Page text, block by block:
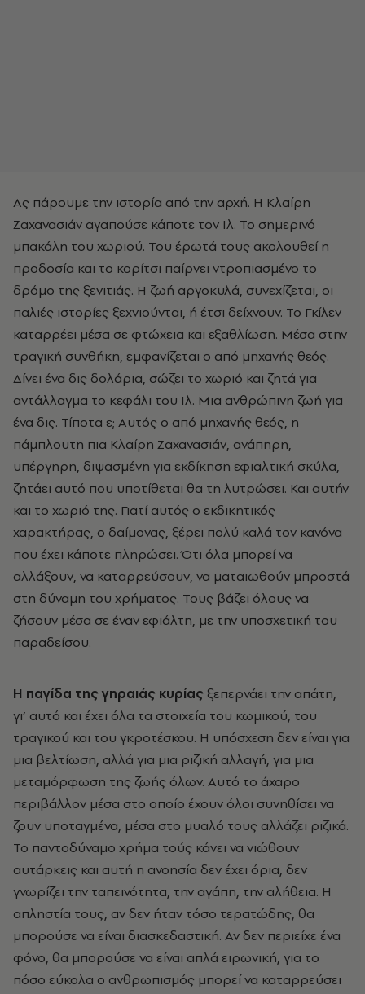
Ας πάρουμε την ιστορία από την αρχή. Η Κλαίρη
Ζαχανασιάν αγαπούσε κάποτε τον Ιλ. Το σημερινό
μπακάλη του χωριού. Του έρωτά τους ακολουθεί η
προδοσία και το κορίτσι παίρνει ντροπιασμένο το
δρόμο της ξενιτιάς. Η ζωή αργοκυλά, συνεχίζεται, οι
παλιές ιστορίες ξεχνιούνται, ή έτσι δείχνουν. Το Γκίλεν
καταρρέει μέσα σε φτώχεια και εξαθλίωση. Μέσα στην
τραγική συνθήκη, εμφανίζεται ο από μηχανής θεός.
Δίνει ένα δις δολάρια, σώζει το χωριό και ζητά για
αντάλλαγμα το κεφάλι του Ιλ. Μια ανθρώπινη ζωή για
ένα δις. Τίποτα ε; Αυτός ο από μηχανής θεός, η
πάμπλουτη πια Κλαίρη Ζαχανασιάν, ανάπηρη,
υπέργηρη, διψασμένη για εκδίκηση εφιαλτική σκύλα,
ζητάει αυτό που υποτίθεται θα τη λυτρώσει. Και αυτήν
και το χωριό της. Γιατί αυτός ο εκδικητικός
χαρακτήρας, ο δαίμονας, ξέρει πολύ καλά τον κανόνα
που έχει κάποτε πληρώσει. Ότι όλα μπορεί να
αλλάξουν, να καταρρεύσουν, να ματαιωθούν μπροστά
στη δύναμη του χρήματος. Τους βάζει όλους να
ζήσουν μέσα σε έναν εφιάλτη, με την υποσχετική του
παραδείσου.
Η παγίδα της γηραιάς κυρίας ξεπερνάει την απάτη,
γι’ αυτό και έχει όλα τα στοιχεία του κωμικού, του
τραγικού και του γκροτέσκου. Η υπόσχεση δεν είναι για
μια βελτίωση, αλλά για μια ριζική αλλαγή, για μια
μεταμόρφωση της ζωής όλων. Αυτό το άχαρο
περιβάλλον μέσα στο οποίο έχουν όλοι συνηθίσει να
ζουν υποταγμένα, μέσα στο μυαλό τους αλλάζει ριζικά.
Το παντοδύναμο χρήμα τούς κάνει να νιώθουν
αυτάρκεις και αυτή η ανοησία δεν έχει όρια, δεν
γνωρίζει την ταπεινότητα, την αγάπη, την αλήθεια. Η
απληστία τους, αν δεν ήταν τόσο τερατώδης, θα
μπορούσε να είναι διασκεδαστική. Αν δεν περιείχε ένα
φόνο, θα μπορούσε να είναι απλά ειρωνική, για το
πόσο εύκολα ο ανθρωπισμός μπορεί να καταρρεύσει